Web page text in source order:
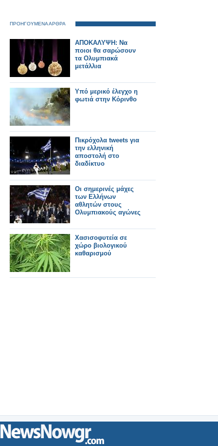
ΠΡΟΗΓΟΥΜΕΝΑ ΑΡΘΡΑ
ΑΠΟΚΑΛΥΨΗ: Να
ποιοι θα σαρώσουν
τα Ολυμπιακά
μετάλλια
Υπό μερικό έλεγχο η
φωτιά στην Κόρινθο
Πικρόχολα tweets για
την ελληνική
αποστολή στο
διαδίκτυο
Οι σημερινές μάχες
των Ελλήνων
αθλητών στους
Ολυμπιακούς αγώνες
Χασισοφυτεία σε
χώρο βιολογικού
καθαρισμού